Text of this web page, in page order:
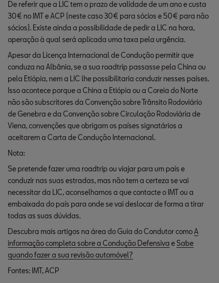
De referir que a LIC tem o prazo de validade de um ano e custa
30€ no IMT e ACP (neste caso 30€ para sócios e 50€ para não
sócios). Existe ainda a possibilidade de pedir a LIC na hora,
operação à qual será aplicada uma taxa pela urgência.
Apesar da Licença Internacional de Condução permitir que
conduza na Albânia, se a sua roadtrip passasse pela China ou
pela Etiópia, nem a LIC lhe possibilitaria conduzir nesses países.
Isso acontece porque a China a Etiópia ou a Coreia do Norte
não são subscritores da Convenção sobre Trânsito Rodoviário
de Genebra e da Convenção sobre Circulação Rodoviária de
Viena, convenções que obrigam os países signatários a
aceitarem a Carta de Condução Internacional.
Nota:
Se pretende fazer uma roadtrip ou viajar para um país e
conduzir nas suas estradas, mas não tem a certeza se vai
necessitar da LIC, aconselhamos a que contacte o IMT ou a
embaixada do país para onde se vai deslocar de forma a tirar
todas as suas dúvidas.
Descubra mais artigos na área do Guia do Condutor comoA
informação completa sobre a Condução Defensiva e Sabe
quando fazer a sua revisão automóvel?
Fontes: IMT, ACP